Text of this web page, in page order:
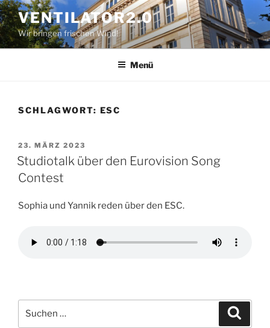
Zum
Inhalt
springen
VENTILATOR2.0
Wir bringen frischen Wind!
Menü
SCHLAGWORT: ESC
VERÖFFENTLICHT
AM
23. MÄRZ 2023
Studiotalk über den Eurovision Song
Contest
Sophia und Yannik reden über den ESC.
nach: